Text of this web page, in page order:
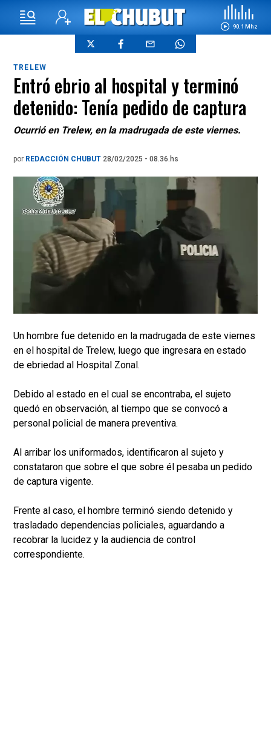
90.1 Mhz
TRELEW
Entró ebrio al hospital y terminó
detenido: Tenía pedido de captura
Ocurrió en Trelew, en la madrugada de este viernes.
por REDACCIÓN CHUBUT 28/02/2025 - 08.36.hs
Un hombre fue detenido en la madrugada de este viernes
en el hospital de Trelew, luego que ingresara en estado
de ebriedad al Hospital Zonal.
Debido al estado en el cual se encontraba, el sujeto
quedó en observación, al tiempo que se convocó a
personal policial de manera preventiva.
Al arribar los uniformados, identificaron al sujeto y
constataron que sobre el que sobre él pesaba un pedido
de captura vigente.
Frente al caso, el hombre terminó siendo detenido y
trasladado dependencias policiales, aguardando a
recobrar la lucidez y la audiencia de control
correspondiente.